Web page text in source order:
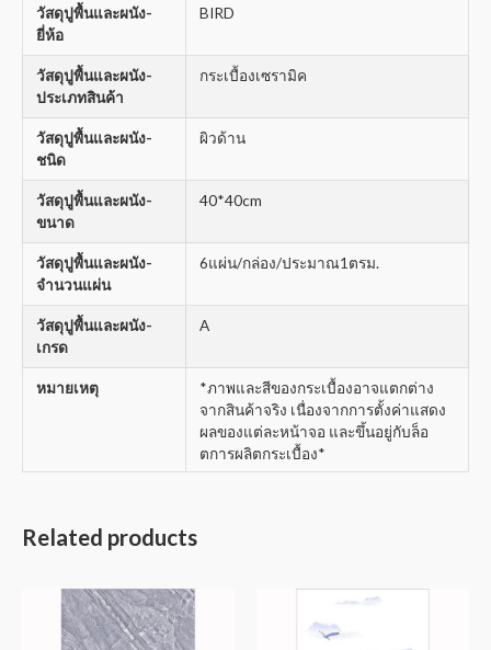
วัสดุปูพื้นและผนัง-
ยี่ห้อ
BIRD
วัสดุปูพื้นและผนัง-
ประเภทสินค้า
กระเบื้องเซรามิค
วัสดุปูพื้นและผนัง-
ชนิด
ผิวด้าน
วัสดุปูพื้นและผนัง-
ขนาด
40*40cm
วัสดุปูพื้นและผนัง-
จำนวนแผ่น
6แผ่น/กล่อง/ประมาณ1ตรม.
วัสดุปูพื้นและผนัง-
เกรด
A
หมายเหตุ
*ภาพและสีของกระเบื้องอาจแตกต่าง
จากสินค้าจริง เนื่องจากการตั้งค่าแสดง
ผลของแต่ละหน้าจอ และขึ้นอยู่กับล็อ
ตการผลิตกระเบื้อง*
Related products